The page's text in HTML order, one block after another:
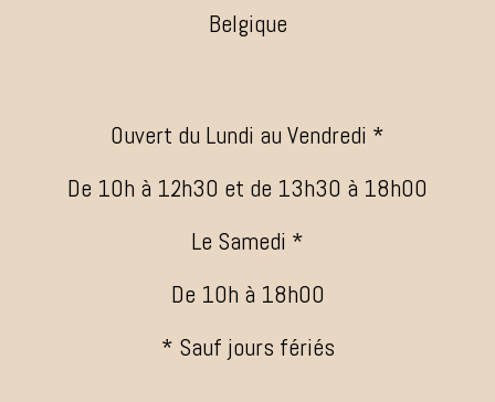
Belgique
Ouvert du Lundi au Vendredi *
De 10h à 12h30 et de 13h30 à 18h00
Le Samedi *
De 10h à 18h00
* Sauf jours fériés